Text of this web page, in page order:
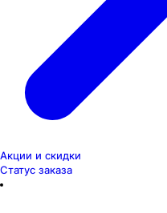
Акции и скидки
Статус заказа